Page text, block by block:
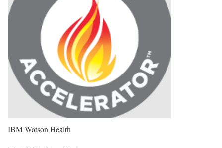
IBM Watson Health